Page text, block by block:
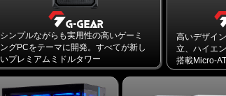
シンプルながらも実用性の高いゲーミ
ングPCをテーマに開発。すべてが新し
いプレミアムミドルタワー
高いデザイ
立、ハイエ
搭載Micro-